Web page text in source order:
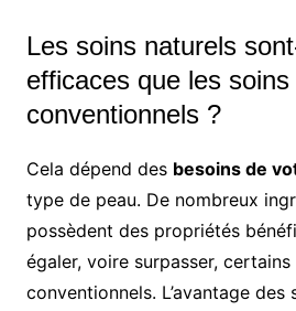
Les soins naturels
efficaces que les soins
conventionnels ?
Cela dépend des besoins de
type de peau. De nombreux
possèdent des propriétés
égaler, voire surpasser,
conventionnels. L’avantage